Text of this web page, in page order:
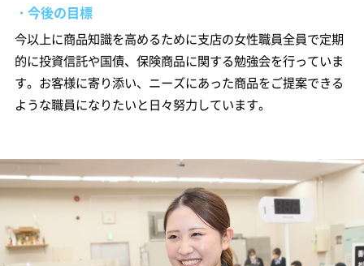
・今後の目標
今以上に商品知識を高めるために支店の女性職員全員で定期
的に投資信託や国債、保険商品に関する勉強会を行っていま
す。お客様に寄り添い、ニーズにあった商品をご提案できる
ような職員になりたいと日々努力しています。